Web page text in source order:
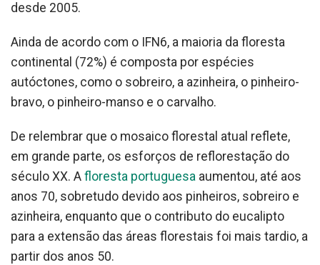
desde 2005.
Ainda de acordo com o IFN6, a maioria da floresta
continental (72%) é composta por espécies
autóctones, como o sobreiro, a azinheira, o pinheiro-
bravo, o pinheiro-manso e o carvalho.
De relembrar que o mosaico florestal atual reflete,
em grande parte, os esforços de reflorestação do
século XX. A floresta portuguesa aumentou, até aos
anos 70, sobretudo devido aos pinheiros, sobreiro e
azinheira, enquanto que o contributo do eucalipto
para a extensão das áreas florestais foi mais tardio, a
partir dos anos 50.